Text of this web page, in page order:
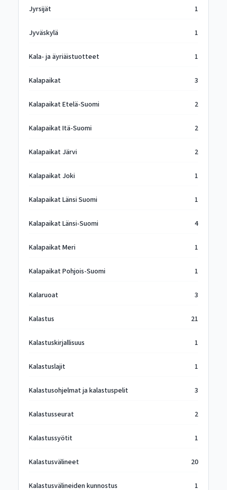
Jyrsijät 1
Jyväskylä 1
Kala- ja äyriäistuotteet 1
Kalapaikat 3
Kalapaikat Etelä-Suomi 2
Kalapaikat Itä-Suomi 2
Kalapaikat Järvi 2
Kalapaikat Joki 1
Kalapaikat Länsi Suomi 1
Kalapaikat Länsi-Suomi 4
Kalapaikat Meri 1
Kalapaikat Pohjois-Suomi 1
Kalaruoat 3
Kalastus 21
Kalastuskirjallisuus 1
Kalastuslajit 1
Kalastusohjelmat ja kalastuspelit 3
Kalastusseurat 2
Kalastussyötit 1
Kalastusvälineet 20
Kalastusvälineiden kunnostus 1